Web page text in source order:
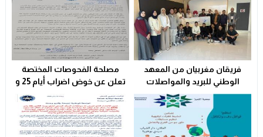
فريقان مغربيان من المعهد
الوطني للبريد والمواصلات
يتأهلان إلى شينزن للمشاركة في
المرحلة العالمية من
مسابقة Huawei ICT
Competition 2025-2026
مصلحة الفحوصات المختصة
تعلن عن خوض اضراب أيام 25 و